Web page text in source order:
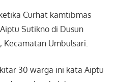
Curhat kamtibmas
Sutikno di Dusun
Kecamatan Umbulsari.
30 warga ini kata Aiptu